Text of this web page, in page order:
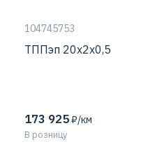
104745753
ТППэп 20х2х0,5
173 925₽/км
В розницу